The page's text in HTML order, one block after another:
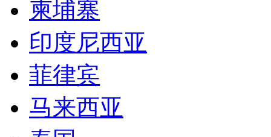
泰国
新加坡
韩国
日本